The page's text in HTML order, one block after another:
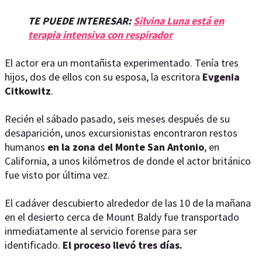
TE PUEDE INTERESAR:Silvina Luna está en
terapia intensiva con respirador
El actor era un montañista experimentado. Tenía tres
hijos, dos de ellos con su esposa, la escritora Evgenia
Citkowitz.
Recién el sábado pasado, seis meses después de su
desaparición, unos excursionistas encontraron restos
humanos en la zona del Monte San Antonio, en
California, a unos kilómetros de donde el actor británico
fue visto por última vez.
El cadáver descubierto alrededor de las 10 de la mañana
en el desierto cerca de Mount Baldy fue transportado
inmediatamente al servicio forense para ser
identificado. El proceso llevó tres días.